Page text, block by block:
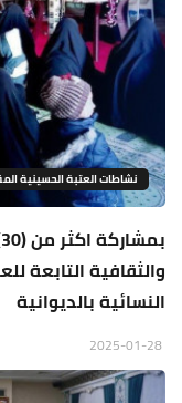
نشاطات العتبة الحسينية
والثقافية التابعة
النسائية بالديوانية